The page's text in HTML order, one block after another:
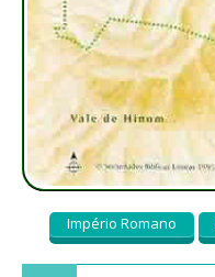
Império Romano